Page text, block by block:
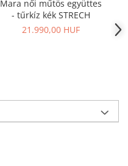
Mara női műtös együttes
- tűrkíz kék STRECH
21.990,00 HUF